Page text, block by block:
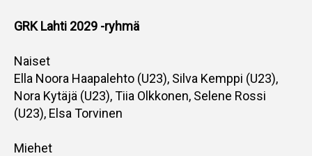
GRK Lahti 2029 -ryhmä
Naiset
Ella Noora Haapalehto (U23), Silva Kemppi (U23),
Nora Kytäjä (U23), Tiia Olkkonen, Selene Rossi
(U23), Elsa Torvinen
Miehet